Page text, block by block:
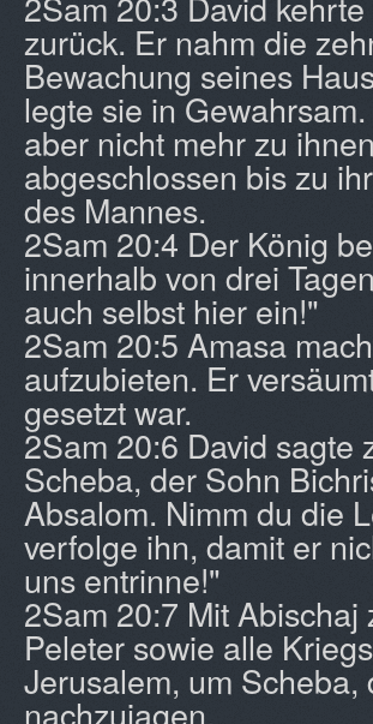
zurück. Er nahm die
Bewachung seines
legte sie in
aber nicht mehr zu
abgeschlossen bis zu
des Mannes.
2Sam 20:4 Der König
innerhalb von drei
auch selbst hier ein!"
2Sam 20:5 Amasa
aufzubieten. Er
gesetzt war.
2Sam 20:6 David sagte
Scheba, der Sohn
Absalom. Nimm du die
verfolge ihn, damit er
uns entrinne!"
2Sam 20:7 Mit
Peleter sowie alle
Jerusalem, um
nachzujagen.